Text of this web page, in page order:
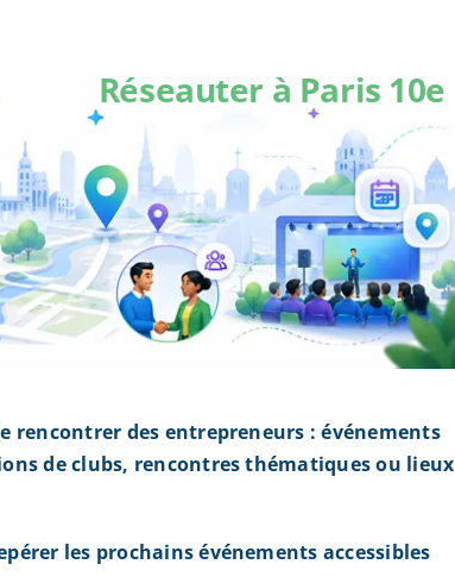
Réseauter à Paris 10e
rencontrer des entrepreneurs : événements
de clubs, rencontres thématiques ou lieux
les prochains événements accessibles